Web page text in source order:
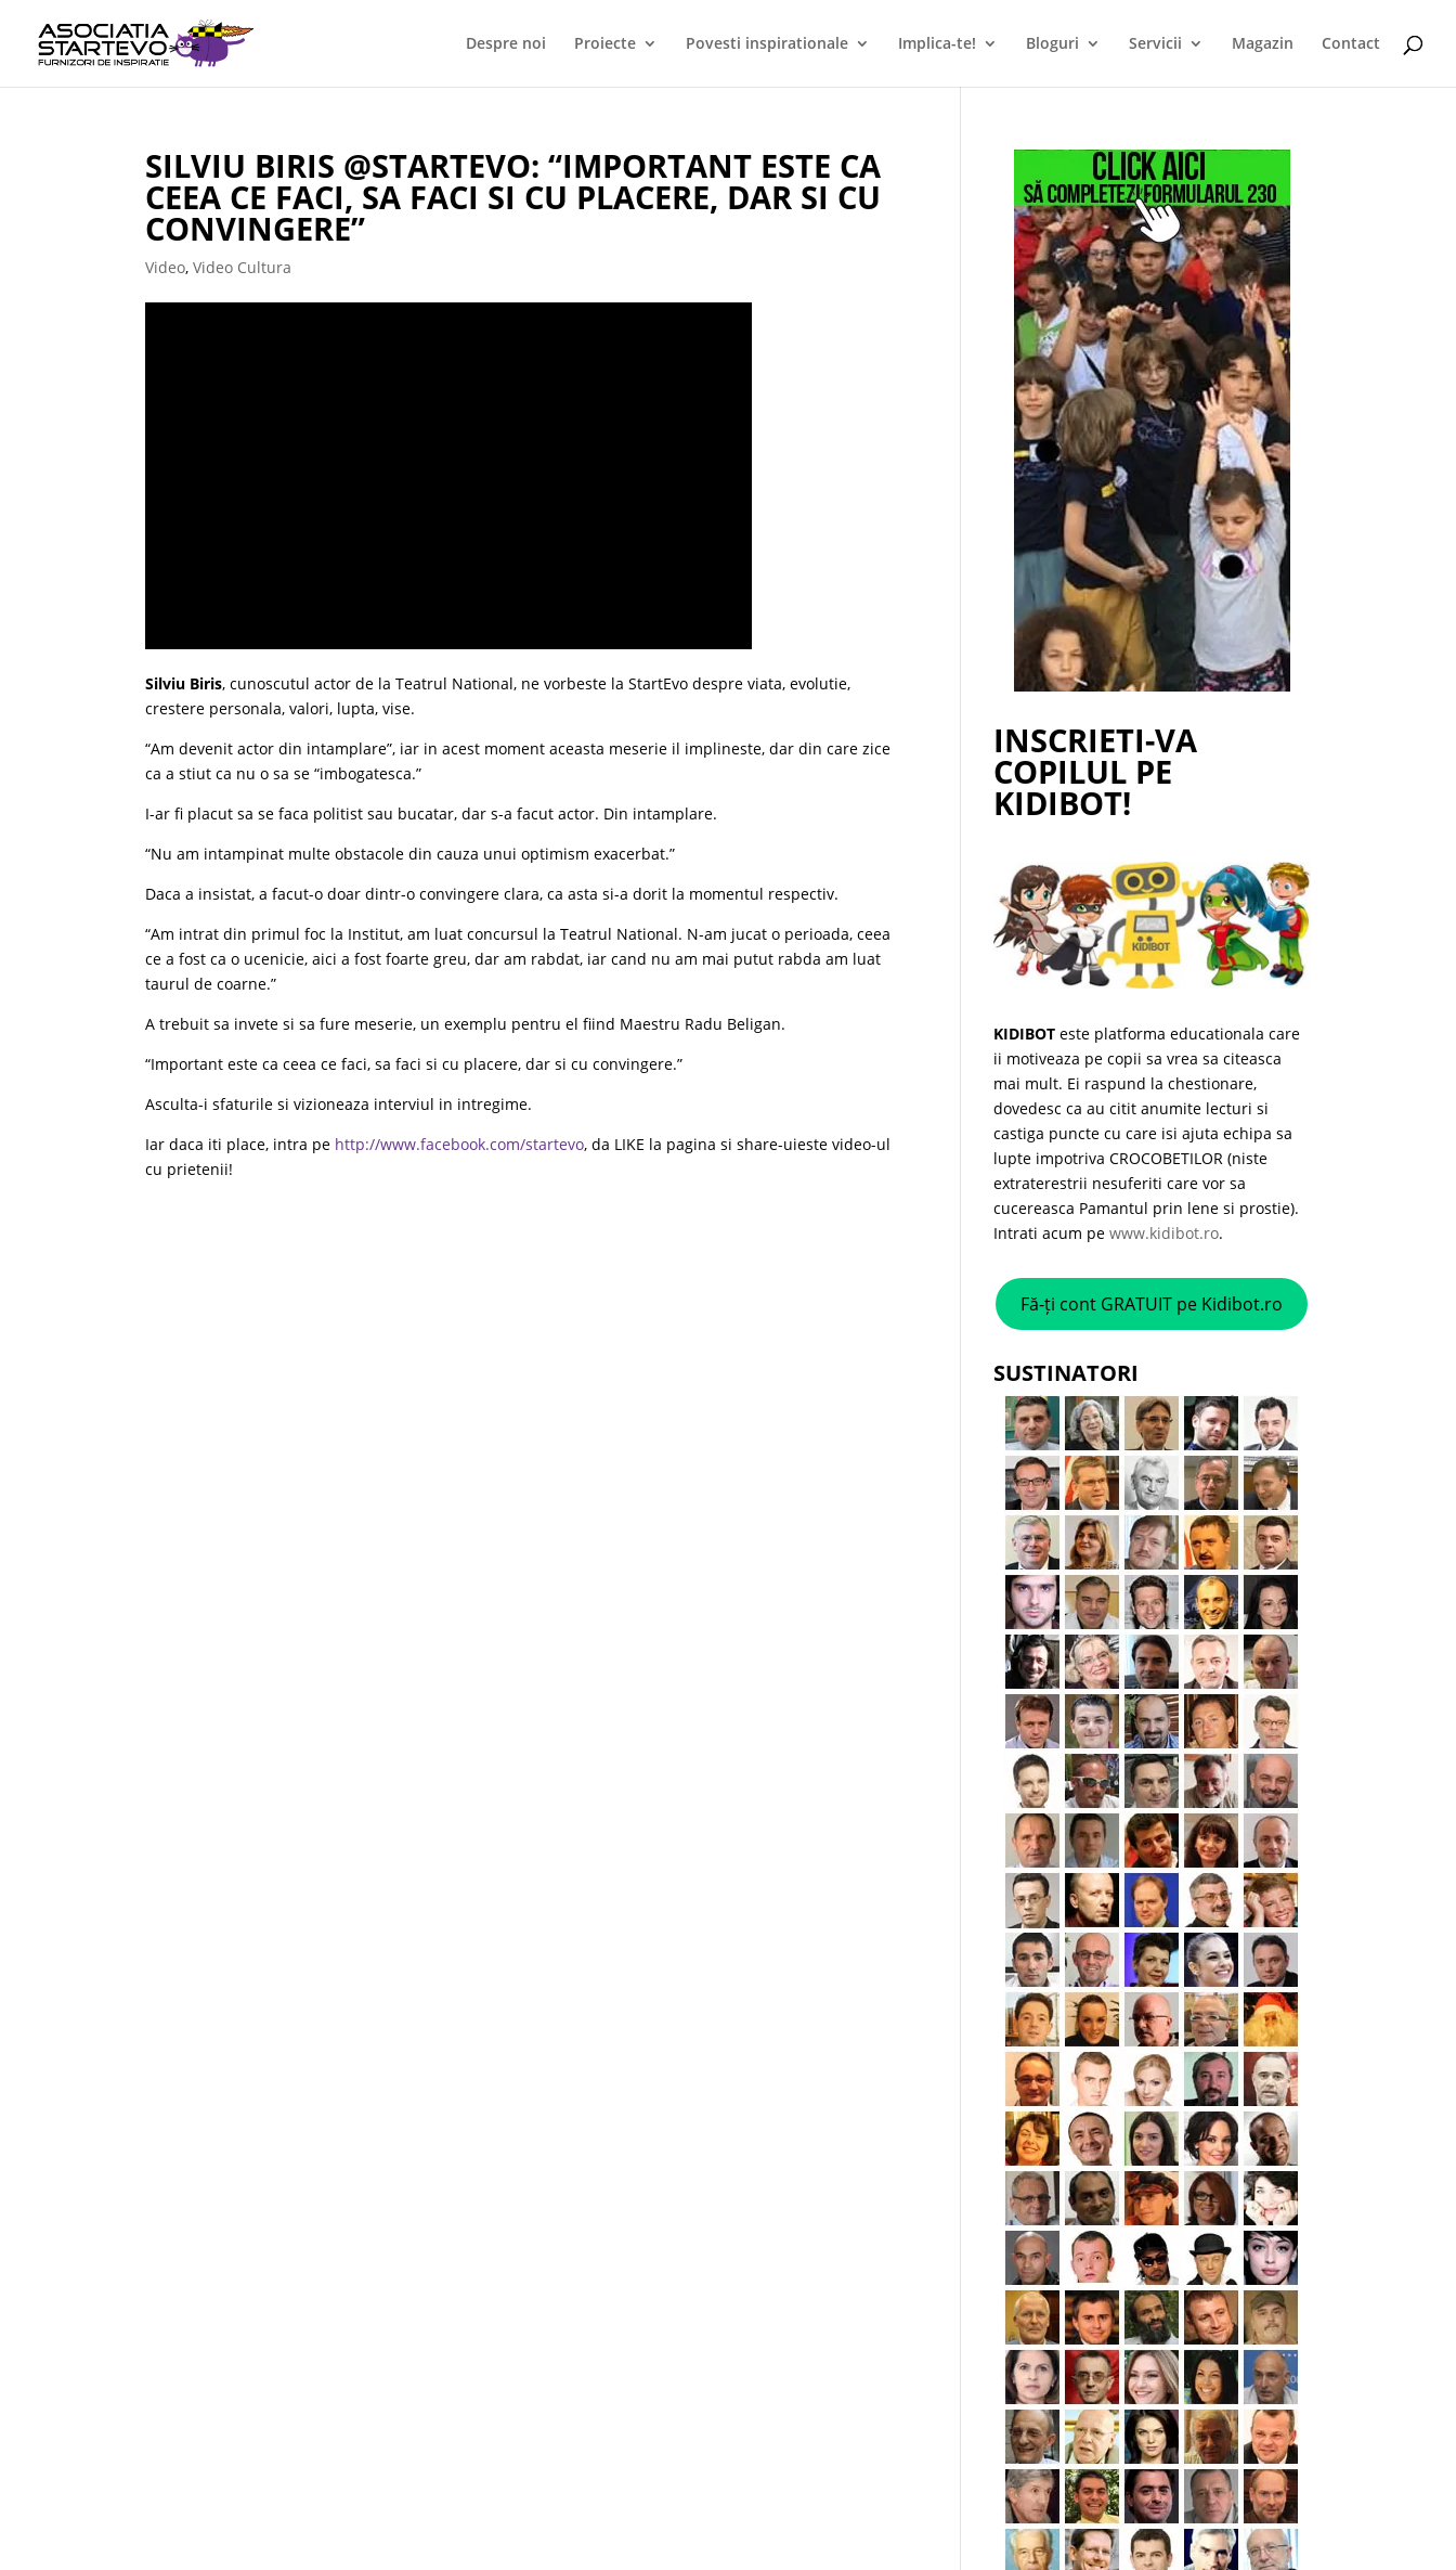
Despre noi Proiecte Povesti inspirationale Implica-te! Bloguri Servicii Magazin Contact
SILVIU BIRIS @STARTEVO: “IMPORTANT ESTE CA
CEEA CE FACI, SA FACI SI CU PLACERE, DAR SI CU
CONVINGERE”
Video,Video Cultura
Silviu Biris, cunoscutul actor de la Teatrul National, ne vorbeste la StartEvo despre viata, evolutie,
crestere personala, valori, lupta, vise.
“Am devenit actor din intamplare”, iar in acest moment aceasta meserie il implineste, dar din care zice
ca a stiut ca nu o sa se “imbogatesca.”
I-ar fi placut sa se faca politist sau bucatar, dar s-a facut actor. Din intamplare.
“Nu am intampinat multe obstacole din cauza unui optimism exacerbat.”
Daca a insistat, a facut-o doar dintr-o convingere clara, ca asta si-a dorit la momentul respectiv.
“Am intrat din primul foc la Institut, am luat concursul la Teatrul National. N-am jucat o perioada, ceea
ce a fost ca o ucenicie, aici a fost foarte greu, dar am rabdat, iar cand nu am mai putut rabda am luat
taurul de coarne.”
A trebuit sa invete si sa fure meserie, un exemplu pentru el fiind Maestru Radu Beligan.
“Important este ca ceea ce faci, sa faci si cu placere, dar si cu convingere.”
Asculta-i sfaturile si vizioneaza interviul in intregime.
Iar daca iti place, intra pe http://www.facebook.com/startevo, da LIKE la pagina si share-uieste video-ul
cu prietenii!
INSCRIETI-VA
COPILUL PE
KIDIBOT!
KIDIBOT este platforma educationala care
ii motiveaza pe copii sa vrea sa citeasca
mai mult. Ei raspund la chestionare,
dovedesc ca au citit anumite lecturi si
castiga puncte cu care isi ajuta echipa sa
lupte impotriva CROCOBETILOR (niste
extraterestrii nesuferiti care vor sa
cucereasca Pamantul prin lene si prostie).
Intrati acum pewww.kidibot.ro.
Fă-ți cont GRATUIT pe Kidibot.ro
SUSTINATORI